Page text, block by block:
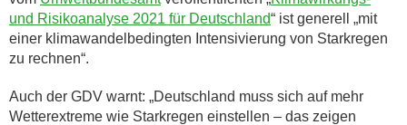
und Risikoanalyse 2021 für Deutschland“ ist generell „mit
einer klimawandelbedingten Intensivierung von Starkregen
zu rechnen“.
Auch der GDV warnt: „Deutschland muss sich auf mehr
Wetterextreme wie Starkregen einstellen – das zeigen